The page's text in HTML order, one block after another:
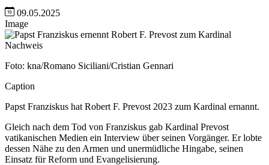
09.05.2025
Image
Nachweis
Foto: kna/Romano Siciliani/Cristian Gennari
Caption
Papst Franziskus hat Robert F. Prevost 2023 zum Kardinal ernannt.
Gleich nach dem Tod von Franziskus gab Kardinal Prevost
vatikanischen Medien ein Interview über seinen Vorgänger. Er lobte
dessen Nähe zu den Armen und unermüdliche Hingabe, seinen
Einsatz für Reform und Evangelisierung.